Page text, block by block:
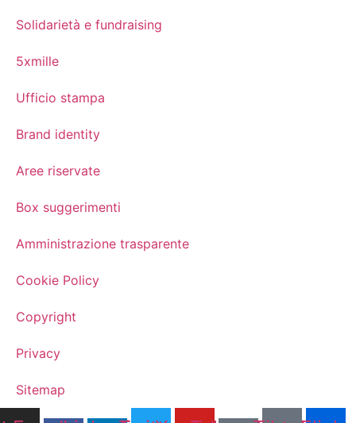
Solidarietà e fundraising
5xmille
Ufficio stampa
Brand identity
Aree riservate
Box suggerimenti
Amministrazione trasparente
Cookie Policy
Copyright
Privacy
Sitemap